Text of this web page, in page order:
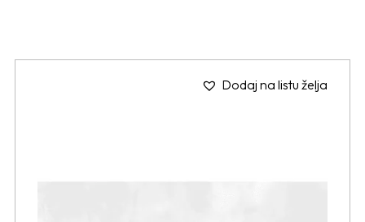
Dodaj na listu želja